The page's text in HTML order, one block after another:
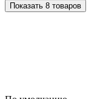
Показать 8 товаров